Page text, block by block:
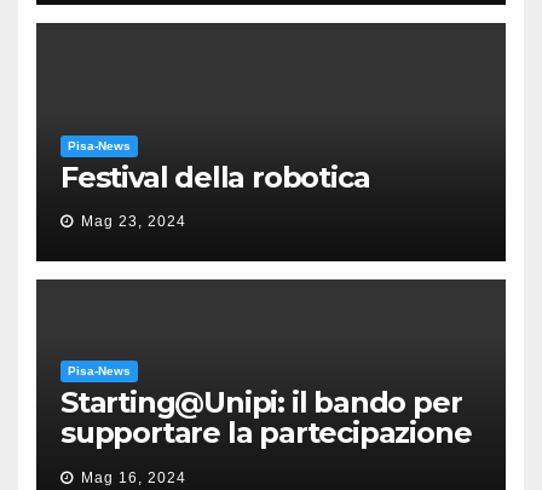
Pisa-News
Festival della robotica
Mag 23, 2024
Pisa-News
Starting@Unipi: il bando per
supportare la partecipazione
all’ERC Starting Grant
Mag 16, 2024